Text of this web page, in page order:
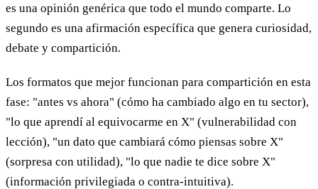
es una opinión genérica que todo el mundo comparte. Lo
segundo es una afirmación específica que genera curiosidad,
debate y compartición.
Los formatos que mejor funcionan para compartición en esta
fase: "antes vs ahora" (cómo ha cambiado algo en tu sector),
"lo que aprendí al equivocarme en X" (vulnerabilidad con
lección), "un dato que cambiará cómo piensas sobre X"
(sorpresa con utilidad), "lo que nadie te dice sobre X"
(información privilegiada o contra-intuitiva).